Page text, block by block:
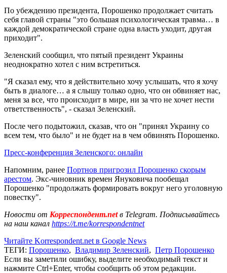
По убеждению президента, Порошенко продолжает считать
себя главой страны "это большая психологическая травма… в
каждой демократической стране одна власть уходит, другая
приходит".
Зеленский сообщил, что пятый президент Украины
неоднократно хотел с ним встретиться.
"Я сказал ему, что я действительно хочу услышать, что я хочу
быть в диалоге… а я слышу только одно, что он обвиняет нас,
меня за все, что происходит в мире, ни за что не хочет нести
ответственность", - сказал Зеленский.
После чего подытожил, сказав, что он "принял Украину со
всем тем, что было" и не будет на в чем обвинять Порошенко.
Пресс-конференция Зеленского: онлайн
Напомним, ранее Портнов пригрозил Порошенко скорым
арестом. Экс-чиновник времен Януковича пообещал
Порошенко "продолжать формировать вокруг него уголовную
повестку".
Новости от Корреспондент.netв Telegram. Подписывайтесь
на наш канал https://t.me/korrespondentnet
Читайте Korrespondent.net в Google News
ТЕГИ: Порошенко, Владимир Зеленский, Петр Порошенко
Если вы заметили ошибку, выделите необходимый текст и
нажмите Ctrl+Enter, чтобы сообщить об этом редакции.